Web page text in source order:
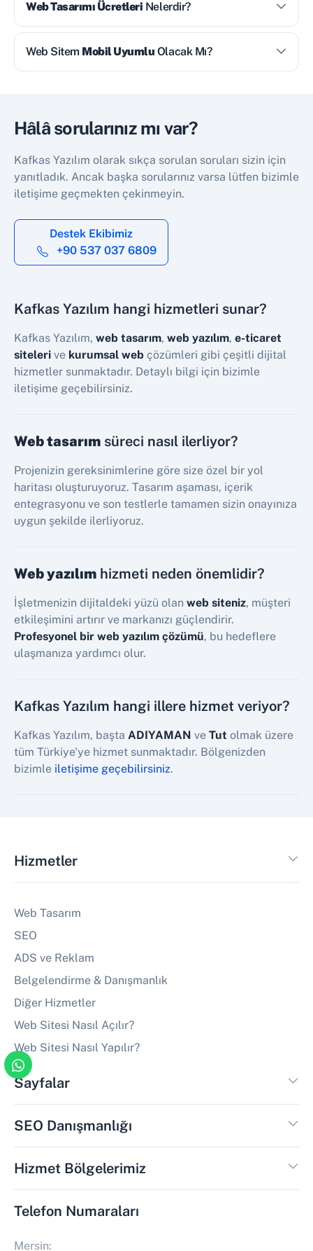
Web Tasarımı Ücretleri Nelerdir?
Web Sitem Mobil Uyumlu Olacak Mı?
Hâlâ sorularınız mı var?
Kafkas Yazılım olarak sıkça sorulan soruları sizin için
yanıtladık. Ancak başka sorularınız varsa lütfen bizimle
iletişime geçmekten çekinmeyin.
Destek Ekibimiz
+90 537 037 6809
Kafkas Yazılım hangi hizmetleri sunar?
Kafkas Yazılım, web tasarım, web yazılım, e-ticaret
siteleri ve kurumsal web çözümleri gibi çeşitli dijital
hizmetler sunmaktadır. Detaylı bilgi için bizimle
iletişime geçebilirsiniz.
Web tasarım süreci nasıl ilerliyor?
Projenizin gereksinimlerine göre size özel bir yol
haritası oluşturuyoruz. Tasarım aşaması, içerik
entegrasyonu ve son testlerle tamamen sizin onayınıza
uygun şekilde ilerliyoruz.
Web yazılım hizmeti neden önemlidir?
İşletmenizin dijitaldeki yüzü olan web siteniz, müşteri
etkileşimini artırır ve markanızı güçlendirir.
Profesyonel bir web yazılım çözümü, bu hedeflere
ulaşmanıza yardımcı olur.
Kafkas Yazılım hangi illere hizmet veriyor?
Kafkas Yazılım, başta ADIYAMAN ve Tut olmak üzere
tüm Türkiye'ye hizmet sunmaktadır. Bölgenizden
bizimle iletişime geçebilirsiniz.
Hizmetler
Web Tasarım
SEO
ADS ve Reklam
Belgelendirme & Danışmanlık
Diğer Hizmetler
Web Sitesi Nasıl Açılır?
Web Sitesi Nasıl Yapılır?
Sayfalar
SEO Danışmanlığı
Hizmet Bölgelerimiz
Telefon Numaraları
Mersin: